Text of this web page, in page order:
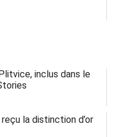
inclus dans le
la distinction d’or